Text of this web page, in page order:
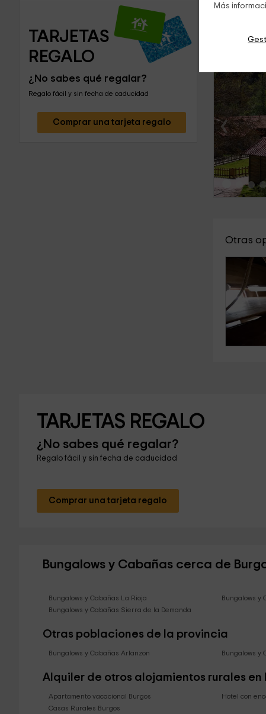
Más
TARJETAS
REGALO
¿No sabes qué regalar?
Regalo fácil y sin fecha de caducidad
Comprar una tarjeta regalo ‹
Otras
TARJETAS REGALO
¿No sabes qué regalar?
Regalo fácil y sin fecha de caducidad
Comprar una tarjeta regalo
Bungalows y Cabañas cerca de
Bungalows y Cabañas La Rioja Bungalows y
Bungalows y Cabañas Sierra de la Demanda
Otras poblaciones de la provincia
Bungalows y Cabañas Arlanzon Bungalows y
Alquiler de otros alojamientos rurales en
Apartamento vacacional Burgos Hotel con
Casas Rurales Burgos